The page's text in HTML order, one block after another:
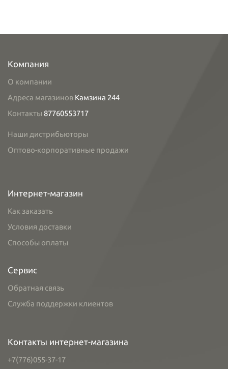
Компания
О компании
Адреса магазинов Камзина 244
Контакты 87760553717
Наши дистрибьюторы
Оптово-корпоративные продажи
Интернет-магазин
Как заказать
Условия доставки
Способы оплаты
Сервис
Обратная связь
Служба поддержки клиентов
Контакты интернет-магазина
+7(776)055-37-17